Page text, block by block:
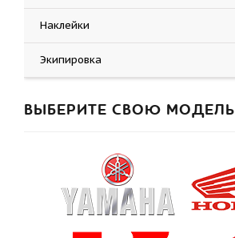
Наклейки
Экипировка
ВЫБЕРИТЕ СВОЮ МОДЕЛЬ